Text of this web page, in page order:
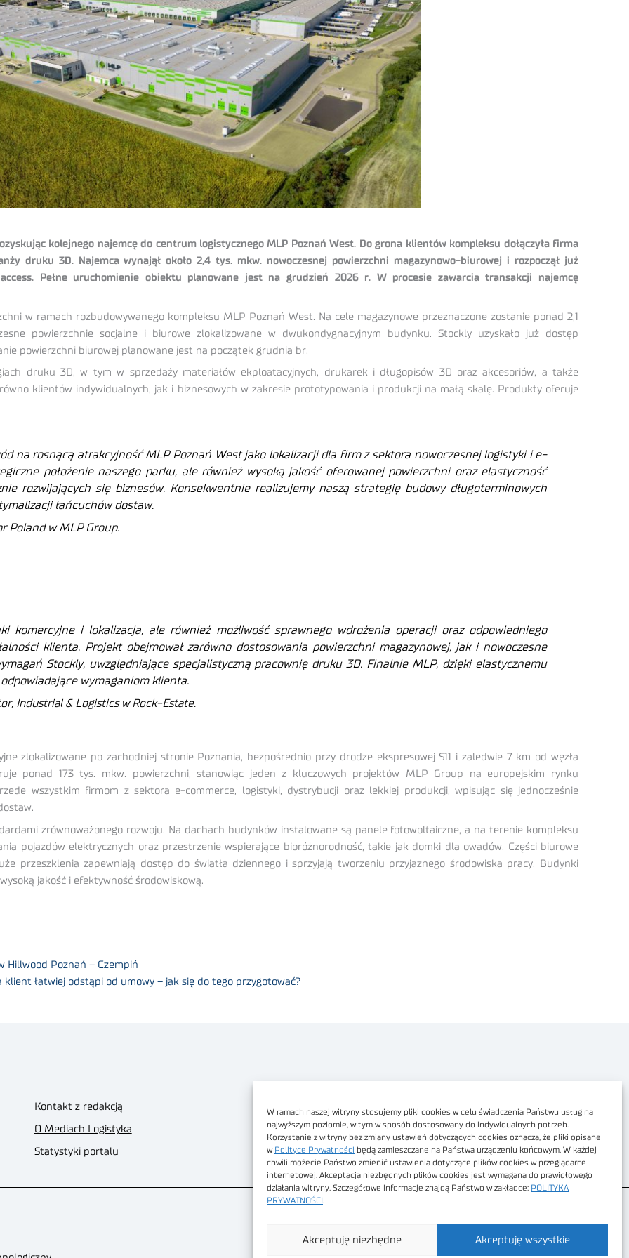
W ramach naszej witryny stosujemy pliki cookies w celu świadczenia Państwu usług na
najwyższym poziomie, w tym w sposób dostosowany do indywidualnych potrzeb.
Korzystanie z witryny bez zmiany ustawień dotyczących cookies oznacza, że pliki opisane
w Polityce Prywatności będą zamieszczane na Państwa urządzeniu końcowym. W każdej
chwili możecie Państwo zmienić ustawienia dotyczące plików cookies w przeglądarce
internetowej. Akceptacja niezbędnych plików cookies jest wymagana do prawidłowego
działania witryny. Szczegółowe informacje znajdą Państwo w zakładce: POLITYKA
PRYWATNOŚCI
Akceptuję wszystkie
Akceptuję niezbędne
kolejnego najemcę do centrum logistycznego MLP Poznań West. Do grona klientów kompleksu dołączyła firma
druku 3D. Najemca wynajął około 2,4 tys. mkw. nowoczesnej powierzchni magazynowo-biurowej i rozpoczął już
Pełne uruchomienie obiektu planowane jest na grudzień 2026 r. W procesie zawarcia transakcji najemcę
w ramach rozbudowywanego kompleksu MLP Poznań West. Na cele magazynowe przeznaczone zostanie ponad 2,1
powierzchnie socjalne i biurowe zlokalizowane w dwukondygnacyjnym budynku. Stockly uzyskało już dostęp
powierzchni biurowej planowane jest na początek grudnia br.
druku 3D, w tym w sprzedaży materiałów ekploatacyjnych, drukarek i długopisów 3D oraz akcesoriów, a także
klientów indywidualnych, jak i biznesowych w zakresie prototypowania i produkcji na małą skalę. Produkty oferuje
na rosnącą atrakcyjność MLP Poznań West jako lokalizacji dla firm z sektora nowoczesnej logistyki i e-
położenie naszego parku, ale również wysoką jakość oferowanej powierzchni oraz elastyczność
rozwijających się biznesów. Konsekwentnie realizujemy naszą strategię budowy długoterminowych
łańcuchów dostaw.
Poland w MLP Group.
komercyjne i lokalizacja, ale również możliwość sprawnego wdrożenia operacji oraz odpowiedniego
klienta. Projekt obejmował zarówno dostosowania powierzchni magazynowej, jak i nowoczesne
Stockly, uwzględniające specjalistyczną pracownię druku 3D. Finalnie MLP, dzięki elastycznemu
wymaganiom klienta.
Industrial & Logistics w Rock-Estate.
zlokalizowane po zachodniej stronie Poznania, bezpośrednio przy drodze ekspresowej S11 i zaledwie 7 km od węzła
ponad 173 tys. mkw. powierzchni, stanowiąc jeden z kluczowych projektów MLP Group na europejskim rynku
wszystkim firmom z sektora e-commerce, logistyki, dystrybucji oraz lekkiej produkcji, wpisując się jednocześnie
zrównoważonego rozwoju. Na dachach budynków instalowane są panele fotowoltaiczne, a na terenie kompleksu
pojazdów elektrycznych oraz przestrzenie wspierające bioróżnorodność, takie jak domki dla owadów. Części biurowe
przeszklenia zapewniają dostęp do światła dziennego i sprzyjają tworzeniu przyjaznego środowiska pracy. Budynki
jakość i efektywność środowiskową.
Hillwood Poznań – Czempiń
łatwiej odstąpi od umowy – jak się do tego przygotować?
Kontakt z redakcją
O Mediach Logistyka
Statystyki portalu
Dostępność cyfrowa
Regulamin Portalu
Regulamin sklepu